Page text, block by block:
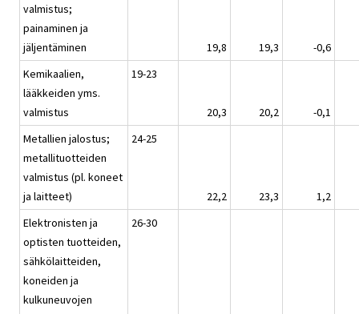
valmistus;
painaminen ja
jäljentäminen
19,8 19,3
-0,6
Kemikaalien,
lääkkeiden yms.
valmistus
19-23
20,3 20,2
-0,1
Metallien jalostus;
metallituotteiden
valmistus (pl. koneet
ja laitteet)
24-25
22,2 23,3
1,2
Elektronisten ja
optisten tuotteiden,
sähkölaitteiden,
koneiden ja
kulkuneuvojen
26-30